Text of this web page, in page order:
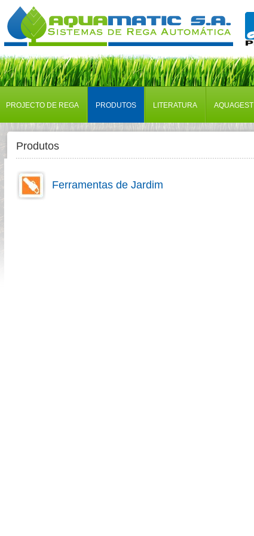
PROJECTO DE REGA PRODUTOS LITERATURA AQUAGEST
Produtos
Ferramentas de Jardim